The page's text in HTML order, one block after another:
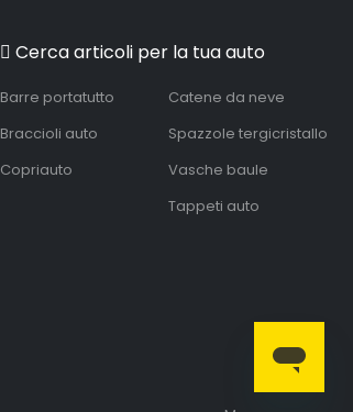
Cerca articoli per la tua auto
Barre portatutto
Braccioli auto
Copriauto
Catene da neve
Spazzole tergicristallo
Vasche baule
Tappeti auto